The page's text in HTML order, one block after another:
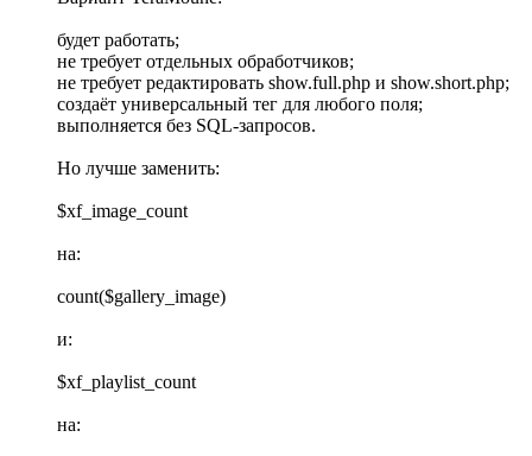
будет работать;
не требует отдельных обработчиков;
не требует редактировать show.full.php и show.short.php;
создаёт универсальный тег для любого поля;
выполняется без SQL-запросов.
Но лучше заменить:
$xf_image_count
на:
count($gallery_image)
и:
$xf_playlist_count
на: